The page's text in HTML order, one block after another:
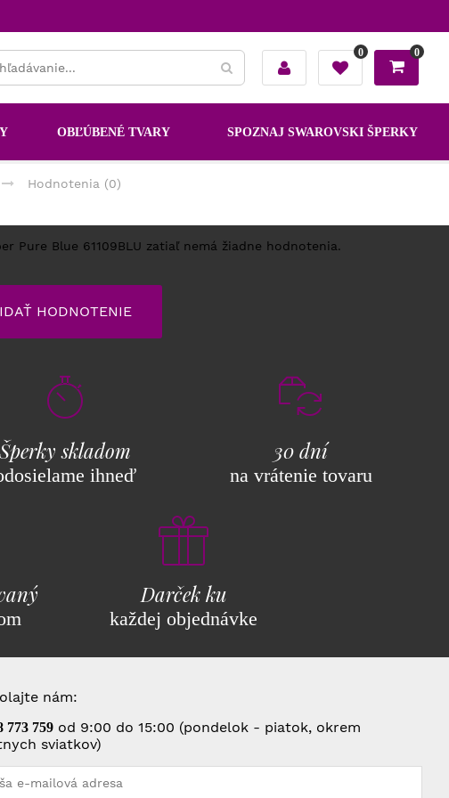
0 0
OBĽÚBENÉ TVARY SPOZNAJ SWAROVSKI ŠPERKY
Hodnotenia (0)
Pure Blue 61109BLU zatiaľ nemá žiadne hodnotenia.
HODNOTENIE
Šperky skladom
ihneď
30 dní
na vrátenie tovaru
Darček ku
každej objednávke
nám:
773 759 od 9:00 do 15:00 (pondelok - piatok, okrem
sviatkov)